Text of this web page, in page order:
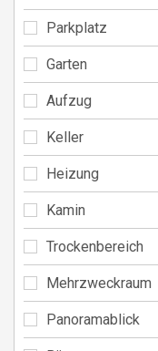
Parkplatz
Garten
Aufzug
Keller
Heizung
Kamin
Trockenbereich
Mehrzweckraum
Panoramablick